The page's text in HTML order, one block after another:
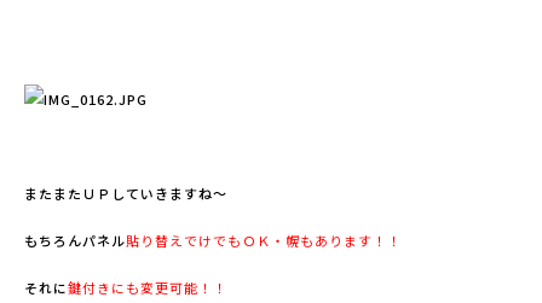
またまたＵＰしていきますね～
もちろんパネル貼り替えでけでもＯＫ・幌もあります！！
それに鍵付きにも変更可能！！